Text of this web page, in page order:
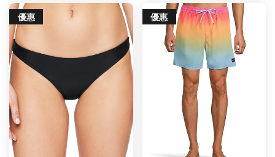
優惠 優惠